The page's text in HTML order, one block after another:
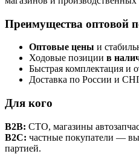
Преимущества оптовой
Оптовые цены и
Ходовые позиции в
Быстрая комплектация и
Доставка по России и
Для кого
B2B: СТО, магазины
B2C: частные покупатели —
партией.